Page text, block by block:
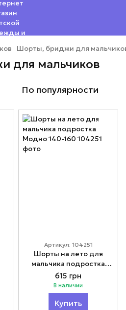
Шорты, бриджи для
для мальчиков
По популярности
Артикул: 104251
Шорты на лето для
мальчика подростка
Модно 140-160
615 грн
В наличии
Купить